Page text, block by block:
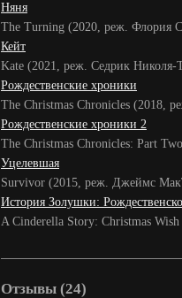
Няня
The Turning (2020, реж. Флория
Кейт
Kate (2021, реж. Седрик Николя-
Рождественские хроники
The Christmas Chronicles (2018,
Рождественские хроники 2
The Christmas Chronicles: Part
Уцелевшая
Survivor (2015, реж. Джеймс
История Золушки:
A Cinderella Story: Christmas
Отзывы (24)